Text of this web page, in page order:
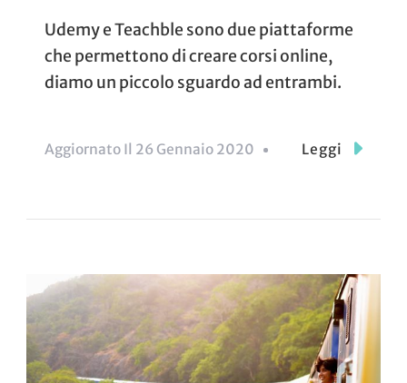
Udemy e Teachble sono due piattaforme
che permettono di creare corsi online,
diamo un piccolo sguardo ad entrambi.
Aggiornato Il 26 Gennaio 2020 Leggi